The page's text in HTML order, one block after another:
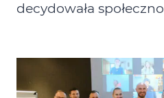
decydowała